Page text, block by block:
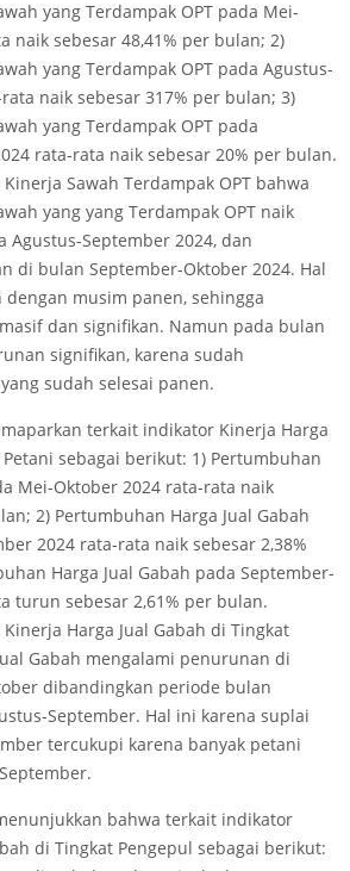
yang Terdampak OPT pada Mei-
naik sebesar 48,41% per bulan; 2)
yang Terdampak OPT pada Agustus-
naik sebesar 317% per bulan; 3)
yang Terdampak OPT pada
rata-rata naik sebesar 20% per bulan.
Sawah Terdampak OPT bahwa
yang yang Terdampak OPT naik
Agustus-September 2024, dan
di bulan September-Oktober 2024. Hal
musim panen, sehingga
dan signifikan. Namun pada bulan
signifikan, karena sudah
sudah selesai panen.
terkait indikator Kinerja Harga
sebagai berikut: 1) Pertumbuhan
Mei-Oktober 2024 rata-rata naik
2) Pertumbuhan Harga Jual Gabah
2024 rata-rata naik sebesar 2,38%
Harga Jual Gabah pada September-
turun sebesar 2,61% per bulan.
Harga Jual Gabah di Tingkat
Gabah mengalami penurunan di
dibandingkan periode bulan
September. Hal ini karena suplai
tercukupi karena banyak petani
bahwa terkait indikator
di Tingkat Pengepul sebagai berikut: